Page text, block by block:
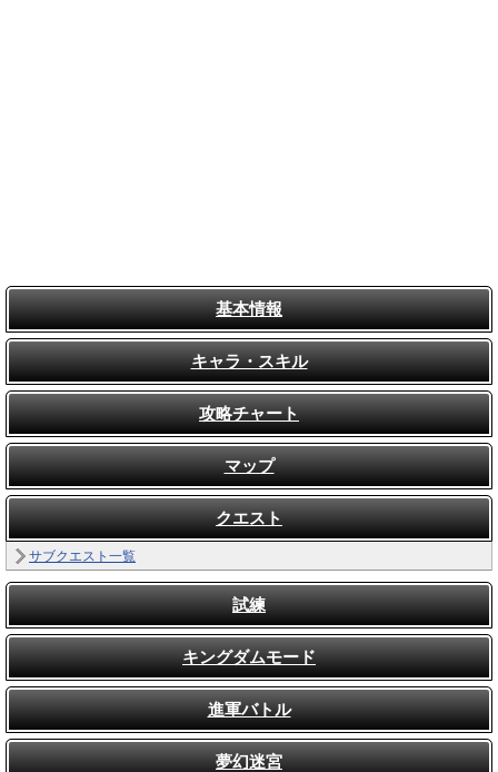
基本情報
キャラ・スキル
攻略チャート
マップ
クエスト
サブクエスト一覧
試練
キングダムモード
進軍バトル
夢幻迷宮